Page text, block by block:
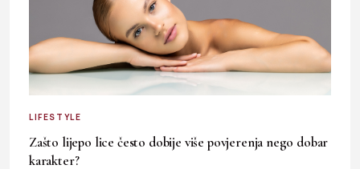
LIFESTYLE
Zašto lijepo lice često dobije više povjerenja nego dobar
karakter?